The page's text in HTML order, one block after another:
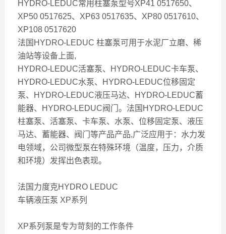
HYDRO-LEDUC常用柱塞泵型号XP41 0517650、
XP50 0517625、XP63 0517635、XP80 0517610、
XP108 0517620
法国HYDRO-LEDUC 柱塞泵可用于水泥厂立磨、稀
油站等设备上面,
HYDRO-LEDUC活塞泵、HYDRO-LEDUC卡车泵、
HYDRO-LEDUC水泵、HYDRO-LEDUC位移固定
泵、HYDRO-LEDUC液压马达、HYDRO-LEDUC蓄
能器、HYDRO-LEDUC阀门。法国HYDRO-LEDUC
柱塞泵、活塞泵、卡车泵、水泵、位移固定泵、液压
马达、蓄能器、阀门等产品产品,广泛应用于：水力发
电领域，公司微型泵在特殊环境（温度，压力，介质
和环境）发挥出色表现。
法国力度克HYDRO LEDUC
车辆液压泵 XP系列
XP系列泵是专为苛刻的工作条件